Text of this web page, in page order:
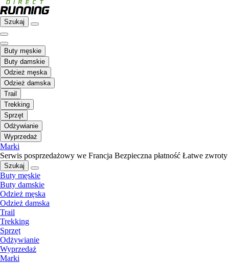
Szukaj
Buty męskie
Buty damskie
Odzież męska
Odzież damska
Trail
Trekking
Sprzęt
Odżywianie
Wyprzedaż
Marki
Serwis posprzedażowy we Francja Bezpieczna płatność Łatwe zwroty
Szukaj
Buty męskie
Buty damskie
Odzież męska
Odzież damska
Trail
Trekking
Sprzęt
Odżywianie
Wyprzedaż
Marki